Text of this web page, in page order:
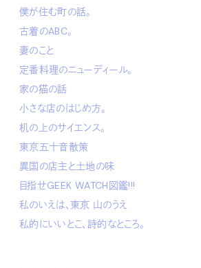
僕が住む町の話。
古着のABC。
妻のこと
定番料理のニューディール。
家の猫の話
小さな店のはじめ方。
机の上のサイエンス。
東京五十音散策
異国の店主と土地の味
目指せGEEK WATCH図鑑!!!
私のいえは、東京 山のうえ
私的にいいとこ、詩的なところ。